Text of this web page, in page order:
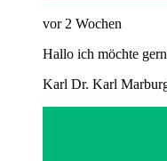
vor 2 Wochen
Hallo ich möchte
Karl Dr. Karl